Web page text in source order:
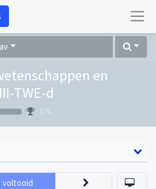
en
TWE-d
0 %
voltooid